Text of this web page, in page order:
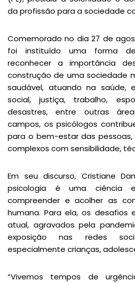
da profissão para a sociedade
Comemorado no dia 27 de
foi instituído uma forma
reconhecer a importância
construção de uma sociedade
saudável, atuando na saúde,
social, justiça, trabalho,
desastres, entre outras
campos, os psicólogos
para o bem-estar das
complexos com sensibilidade,
Em seu discurso, Cristiane
psicologia é uma ciência
compreender e acolher as
humana. Para ela, os desafios
atual, agravados pela
exposição nas redes
especialmente crianças,
“Vivemos tempos de